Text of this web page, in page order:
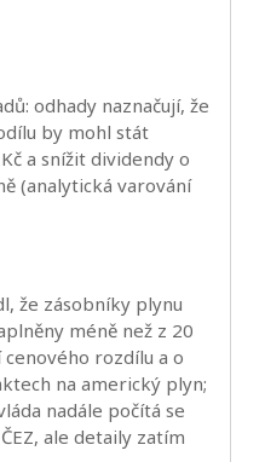
odhady naznačují, že
by mohl stát
a snížit dividendy o
(analytická varování
že zásobníky plynu
méně než z 20
rozdílu a o
na americký plyn;
nadále počítá se
ale detaily zatím